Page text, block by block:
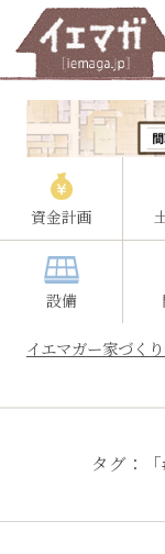
資金計画
設備
イエマガー家づく
タグ：